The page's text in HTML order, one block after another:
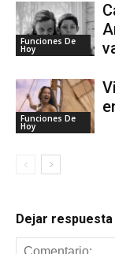
Funciones De
Hoy
Funciones De
Hoy
Dejar respuesta